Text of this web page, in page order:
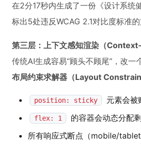
在2分17秒内生成了一份《设计系统
标出5处违反WCAG 2.1对比度标准
第三层：上下文感知渲染（
传统AI生成容易“顾头不顾尾”，改
布局约束求解器（Layout
position: sticky 元素会被
flex: 1
的容器会动态分配
所有响应式断点（mobile/